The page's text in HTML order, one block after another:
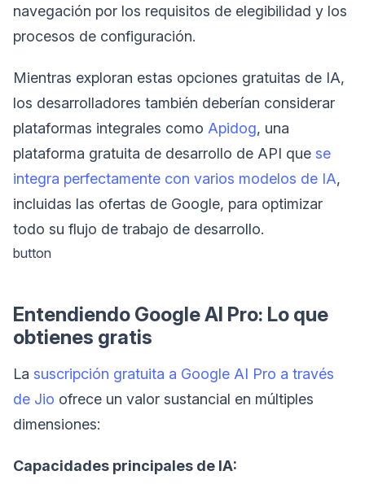
navegación por los requisitos de elegibilidad y los
procesos de configuración.
Mientras exploran estas opciones gratuitas de IA,
los desarrolladores también deberían considerar
plataformas integrales como Apidog, una
plataforma gratuita de desarrollo de API que se
integra perfectamente con varios modelos de IA,
incluidas las ofertas de Google, para optimizar
todo su flujo de trabajo de desarrollo.
button
Entendiendo Google AI Pro: Lo que
obtienes gratis
La suscripción gratuita a Google AI Pro a través
de Jio ofrece un valor sustancial en múltiples
dimensiones:
Capacidades principales de IA: